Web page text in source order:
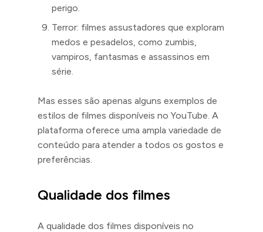
perigo.
Terror: filmes assustadores que exploram
medos e pesadelos, como zumbis,
vampiros, fantasmas e assassinos em
série.
Mas esses são apenas alguns exemplos de
estilos de filmes disponíveis no YouTube. A
plataforma oferece uma ampla variedade de
conteúdo para atender a todos os gostos e
preferências.
Qualidade dos filmes
A qualidade dos filmes disponíveis no